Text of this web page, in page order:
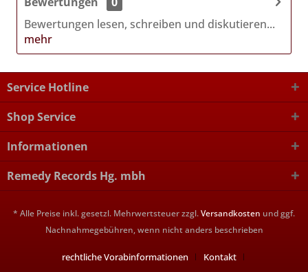
Bewertungen lesen, schreiben und diskutieren...
mehr
Service Hotline
Shop Service
Informationen
Remedy Records Hg. mbh
* Alle Preise inkl. gesetzl. Mehrwertsteuer zzgl.Versandkosten und ggf.
Nachnahmegebühren, wenn nicht anders beschrieben
rechtliche Vorabinformationen Kontakt